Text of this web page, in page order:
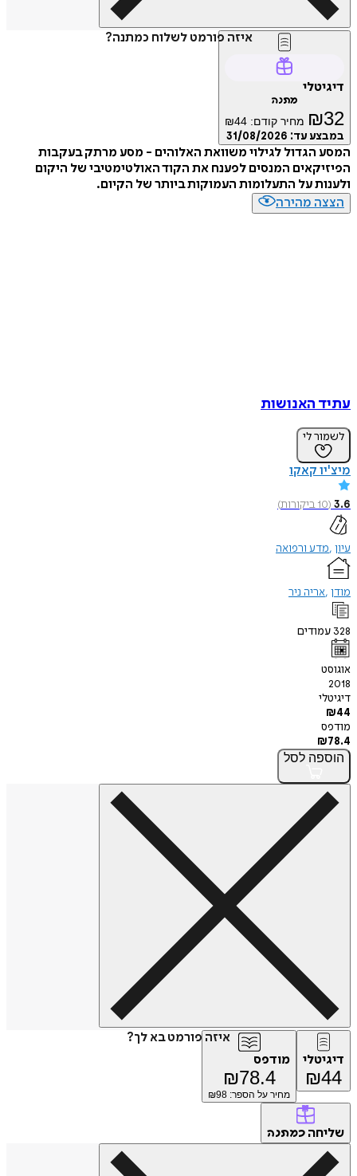
איזה פורמט לשלוח כמתנה?
דיגיטלי
מתנה
₪32 מחיר קודם: ₪44
במבצע עד: 31/08/2026
המסע הגדול לגילוי משוואת האלוהים - מסע מרתק בעקבות
הפיזיקאים המנסים לפענח את הקוד האולטימטיבי של היקום
ולענות על התעלומות העמוקות ביותר של הקיום.
הצצה מהירה
עתיד האנושות
לשמור לי
מיצ'יו קאקו
3.6
(
10ביקורות)
עיון מדע ורפואה
מודן אריה ניר
328 עמודים
אוגוסט
2018
דיגיטלי
₪44
מודפס
₪78.4
הוספה לסל
איזה פורמט בא לך?
דיגיטלי
₪44
מודפס
₪78.4
מחיר על הספר: ₪ 98
שליחה כמתנה